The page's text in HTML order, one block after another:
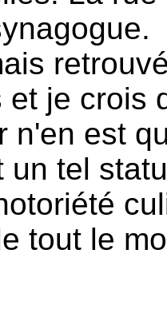
et je crois
n'en est
un tel
tout le